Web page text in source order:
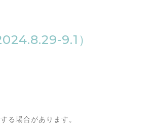
9.1）
る場合があります。